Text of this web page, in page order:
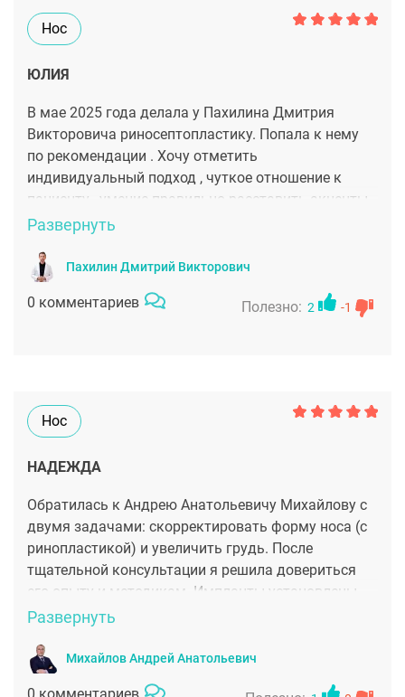
Нос
ЮЛИЯ
В мае 2025 года делала у Пахилина Дмитрия
Викторовича риносептопластику. Попала к нему
по рекомендации . Хочу отметить
индивидуальный подход , чуткое отношение к
пациенту , умение правильно расставить акценты
и безусловно профессионал своего дела . Не
довольно на 100%. Планирую прийти еще по
другому вопросу )
Развернуть
Пахилин Дмитрий Викторович
0 комментариев Полезно: 2 -1
Нос
НАДЕЖДА
Обратилась к Андрею Анатольевичу Михайлову с
двумя задачами: скорректировать форму носа (с
ринопластикой) и увеличить грудь. После
тщательной консультации я решила довериться
его опыту и методикам. Импланты установлены
через минимальный микроразрез — после
маммопластика. Я чувствую себя комфортно,
грудь выглядит естественно и пропорционально
Развернуть
Михайлов Андрей Анатольевич
0 комментариев